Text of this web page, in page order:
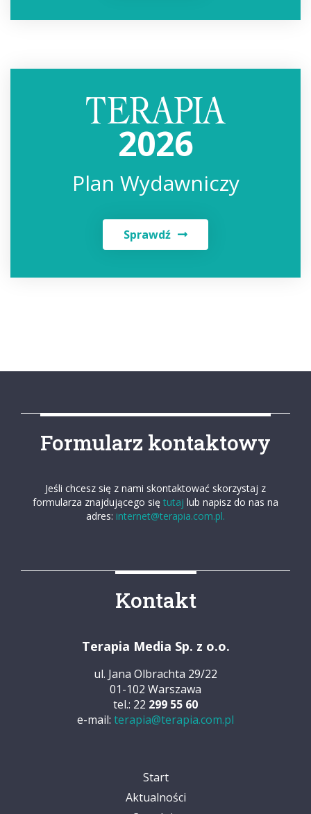
2026
Plan Wydawniczy
Sprawdź
Formularz kontaktowy
Jeśli chcesz się z nami skontaktować skorzystaj z
formularza znajdującego się tutaj lub napisz do nas na
adres: internet@terapia.com.pl.
Kontakt
Terapia Media Sp. z o.o.
ul. Jana Olbrachta 29/22
01-102 Warszawa
tel.: 22 299 55 60
e-mail: terapia@terapia.com.pl
Start
Aktualności